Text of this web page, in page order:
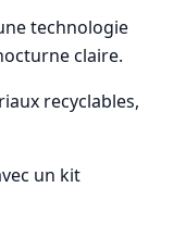
technologie
claire.
recyclables,
un kit